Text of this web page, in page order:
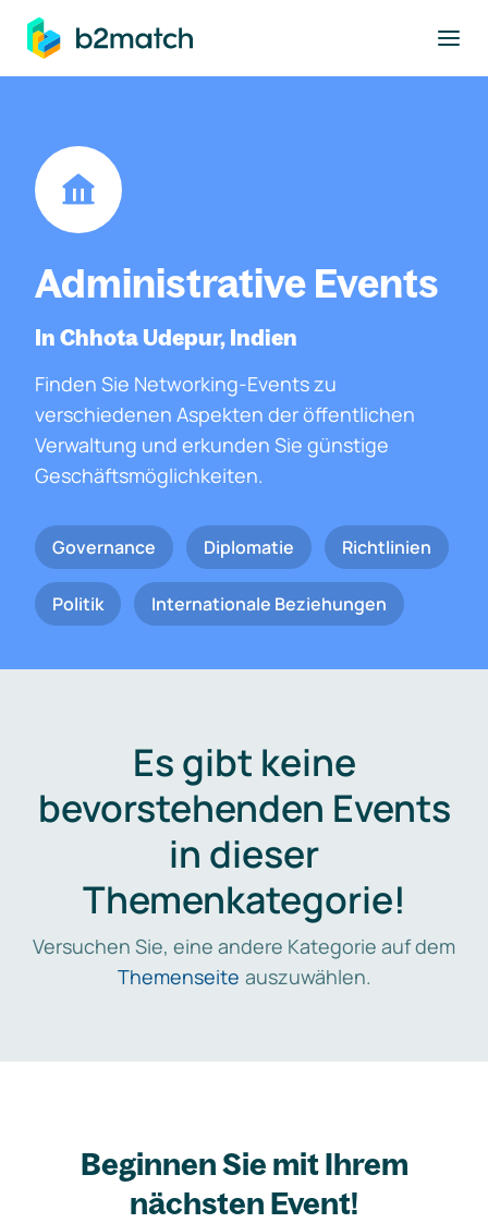
springen
Administrative Events
In Chhota Udepur, Indien
Finden Sie Networking-Events zu
verschiedenen Aspekten der öffentlichen
Verwaltung und erkunden Sie günstige
Geschäftsmöglichkeiten.
Governance Diplomatie Richtlinien
Politik Internationale Beziehungen
Es gibt keine
bevorstehenden Events
in dieser
Themenkategorie!
Versuchen Sie, eine andere Kategorie auf dem
Themenseite auszuwählen.
Beginnen Sie mit Ihrem
nächsten Event!